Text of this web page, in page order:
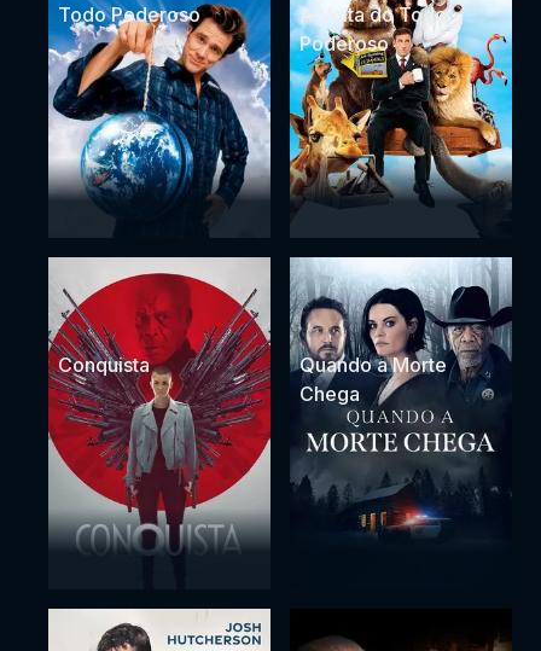
Todo Poderoso
A Volta do Todo
Poderoso
Conquista
Quando a Morte
Chega